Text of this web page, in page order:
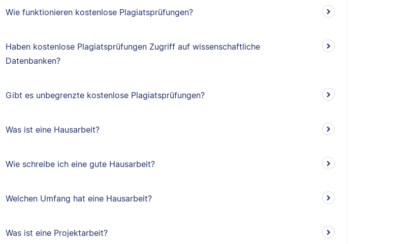
Wie funktionieren kostenlose Plagiatsprüfungen?
Haben kostenlose Plagiatsprüfungen Zugriff auf wissenschaftliche
Datenbanken?
Gibt es unbegrenzte kostenlose Plagiatsprüfungen?
Was ist eine Hausarbeit?
Wie schreibe ich eine gute Hausarbeit?
Welchen Umfang hat eine Hausarbeit?
Was ist eine Projektarbeit?